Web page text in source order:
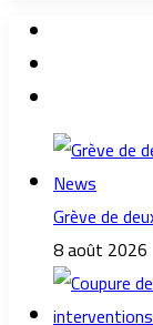
Grève de
8 août 2026